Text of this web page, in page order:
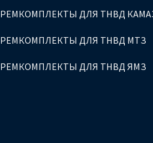
РЕМКОМПЛЕКТЫ ДЛЯ ТНВД
РЕМКОМПЛЕКТЫ ДЛЯ ТНВД МТЗ
РЕМКОМПЛЕКТЫ ДЛЯ ТНВД ЯМЗ